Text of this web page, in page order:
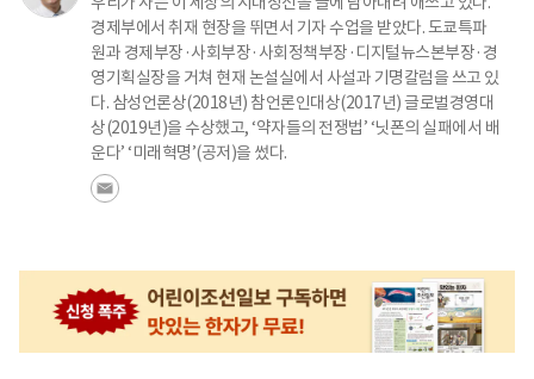
경제부에서 취재 현장을 뛰면서 기자 수업을 받았다. 도쿄특파
원과 경제부장·사회부장·사회정책부장·디지털뉴스본부장·경
영기획실장을 거쳐 현재 논설실에서 사설과 기명칼럼을 쓰고 있
다. 삼성언론상(2018년) 참언론인대상(2017년) 글로벌경영대
상(2019년)을 수상했고, ‘약자들의 전쟁법’ ‘닛폰의 실패에서 배
운다’ ‘미래혁명’(공저)을 썼다.